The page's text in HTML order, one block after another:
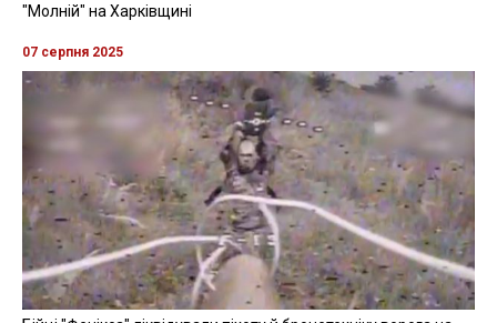
"Молній" на Харківщині
07 серпня 2025